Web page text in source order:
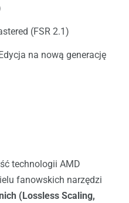
(FSR 2.1)
na nową generację
technologii AMD
fanowskich narzędzi
(Lossless Scaling,